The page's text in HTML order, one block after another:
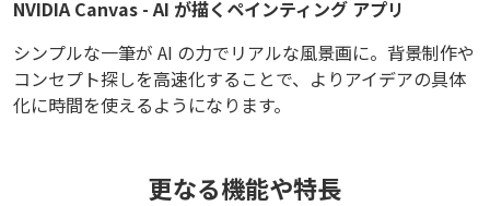
NVIDIA Canvas - AI が描くペインティング アプリ
シンプルな一筆が AI の力でリアルな風景画に。背景制作や
コンセプト探しを高速化することで、よりアイデアの具体
化に時間を使えるようになります。
更なる機能や特長